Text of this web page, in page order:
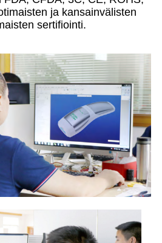
ja kansainvälisten
sertifiointi.